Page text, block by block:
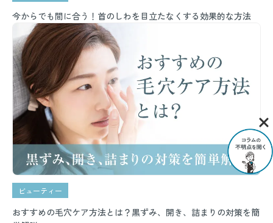
今からでも間に合う！首のしわを目立たなくする効果的な方法
ビューティー
おすすめの毛穴ケア方法とは？黒ずみ、開き、詰まりの対策を簡